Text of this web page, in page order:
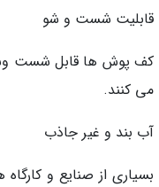
قابلیت شست و شو
کف پوش ها قابل شست وشو
می کنند.
آب بند و غیر جاذب
بسیاری از صنایع و